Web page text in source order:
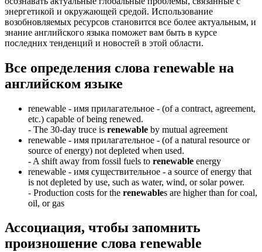
энергетикой и окружающей средой. Использование
возобновляемых ресурсов становится все более актуальным, и
знание английского языка поможет вам быть в курсе
последних тенденций и новостей в этой области.
Все определения слова renewable на
английском языке
renewable - имя прилагательное - (of a contract, agreement,
etc.) capable of being renewed.
- The 30-day truce is renewable by mutual agreement
renewable - имя прилагательное - (of a natural resource or
source of energy) not depleted when used.
- A shift away from fossil fuels to renewable energy
renewable - имя существительное - a source of energy that
is not depleted by use, such as water, wind, or solar power.
- Production costs for the renewables are higher than for coal,
oil, or gas
Ассоциация, чтобы запомнить
произношение слова renewable